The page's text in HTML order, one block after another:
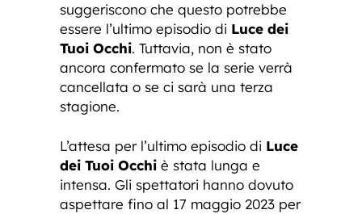
suggeriscono che questo potrebbe
essere l’ultimo episodio di Luce dei
Tuoi Occhi. Tuttavia, non è stato
ancora confermato se la serie verrà
cancellata o se ci sarà una terza
stagione.
L’attesa per l’ultimo episodio di Luce
dei Tuoi Occhi è stata lunga e
intensa. Gli spettatori hanno dovuto
aspettare fino al 17 maggio 2023 per